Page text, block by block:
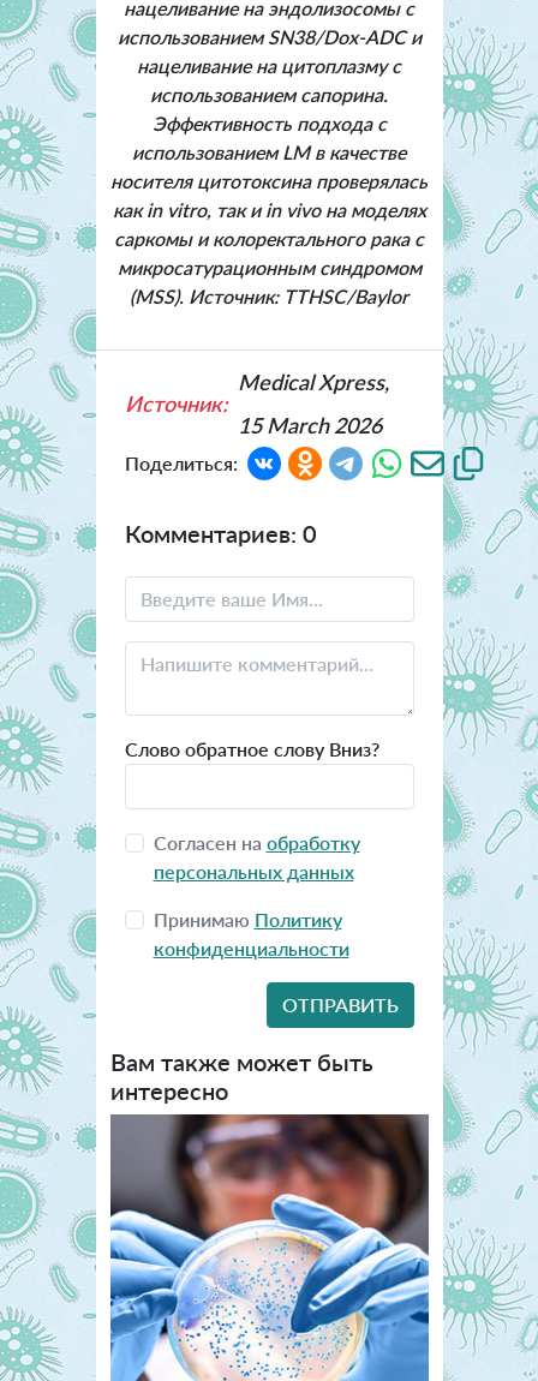
нацеливание на эндолизосомы с
использованием SN38/Dox-ADC и
нацеливание на цитоплазму с
использованием сапорина.
Эффективность подхода с
использованием LM в качестве
носителя цитотоксина проверялась
какin vitro, так и in vivoна моделях
саркомы и колоректального рака с
микросатурационным синдромом
(MSS). Источник: TTHSC/Baylor
Источник:
Medical Xpress,
15 March 2026
Поделиться:
Комментариев: 0
Слово обратное слову Вниз?
Согласен на обработку
персональных данных
Принимаю Политику
конфиденциальности
Вам также может быть
интересно